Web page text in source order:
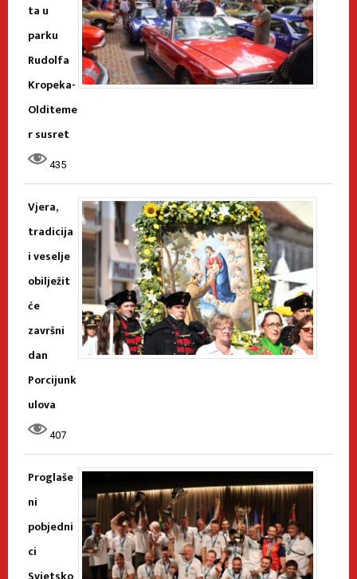
ta u
parku
Rudolfa
Kropeka-
Olditeme
r susret
435
Vjera,
tradicija
i veselje
obilježit
će
završni
dan
Porcijunk
ulova
407
Proglaše
ni
pobjedni
ci